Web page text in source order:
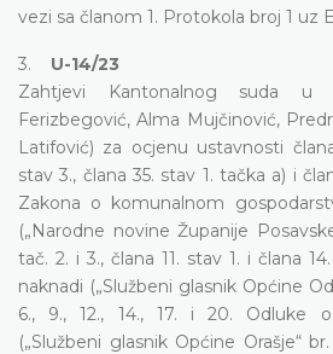
vezi sa članom 1. Protokola broj 1 uz
3. U-14/23
Zahtjevi Kantonalnog suda u
Ferizbegović, Alma Mujčinović,
Latifović) za ocjenu ustavnosti
stav 3., člana 35. stav 1. tačka a) i
Zakona o komunalnom
(„Narodne novine Županije
tač. 2. i 3., člana 11. stav 1. i člana
naknadi („Službeni glasnik Općine
6., 9., 12., 14., 17. i 20. Odluke
(„Službeni glasnik Općine Orašje“